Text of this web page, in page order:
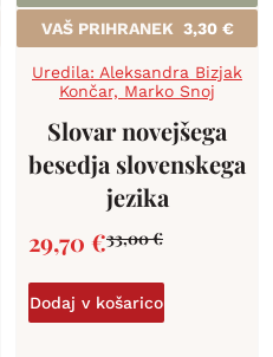
VAŠ PRIHRANEK 3,30 €
Uredila: Aleksandra Bizjak
Končar, Marko Snoj
Slovar novejšega
besedja slovenskega
jezika
33,00€
29,70 €
Dodaj v košarico